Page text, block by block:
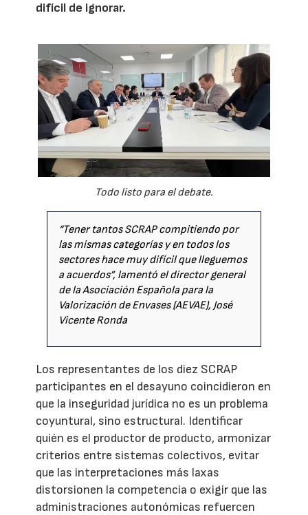
difícil de ignorar.
Todo listo para el debate.
“Tener tantos SCRAP compitiendo por
las mismas categorías y en todos los
sectores hace muy difícil que lleguemos
a acuerdos”, lamentó el director general
de la Asociación Española para la
Valorización de Envases (AEVAE), José
Vicente Ronda
Los representantes de los diez SCRAP
participantes en el desayuno coincidieron en
que la inseguridad jurídica no es un problema
coyuntural, sino estructural. Identificar
quién es el productor de producto, armonizar
criterios entre sistemas colectivos, evitar
que las interpretaciones más laxas
distorsionen la competencia o exigir que las
administraciones autonómicas refuercen